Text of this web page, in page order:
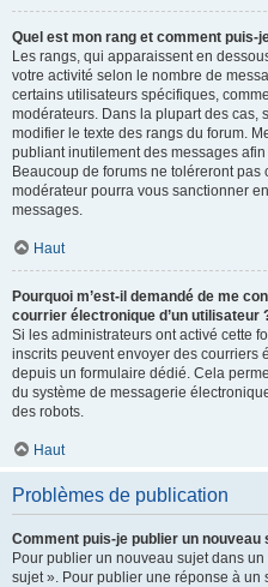
Quel est mon rang et comment puis-
Les rangs, qui apparaissent en
votre activité selon le nombre de
certains utilisateurs spécifiques,
modérateurs. Dans la plupart des cas,
modifier le texte des rangs du forum.
publiant inutilement des messages
Beaucoup de forums ne toléreront
modérateur pourra vous sanctionner
messages.
Haut
Pourquoi m’est-il demandé de me
courrier électronique d’un utilisateur
Si les administrateurs ont activé cette
inscrits peuvent envoyer des courriers
depuis un formulaire dédié. Cela
du système de messagerie
des robots.
Haut
Problèmes de publication
Comment puis-je publier un nouveau
Pour publier un nouveau sujet dans
sujet ». Pour publier une réponse à un